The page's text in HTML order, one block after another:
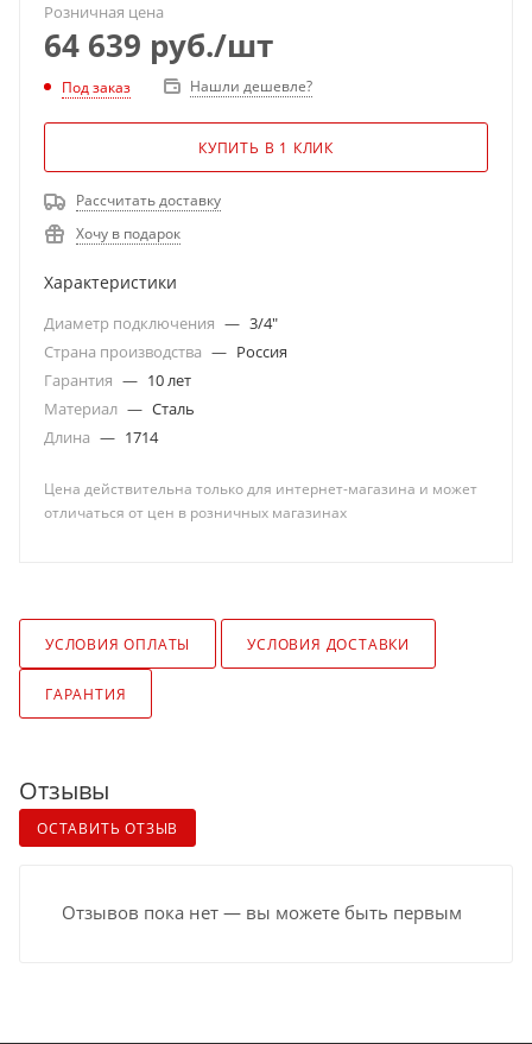
Розничная цена
64 639 руб./шт
Под заказ Нашли дешевле?
КУПИТЬ В 1 КЛИК
Рассчитать доставку
Хочу в подарок
Характеристики
Диаметр подключения — 3/4"
Страна производства — Россия
Гарантия — 10 лет
Материал — Сталь
Длина — 1714
Цена действительна только для интернет-магазина и может
отличаться от цен в розничных магазинах
УСЛОВИЯ ОПЛАТЫ УСЛОВИЯ ДОСТАВКИ
ГАРАНТИЯ
Отзывы
ОСТАВИТЬ ОТЗЫВ
Отзывов пока нет — вы можете быть первым